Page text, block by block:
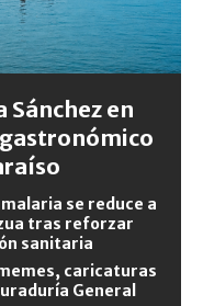
Sánchez en
se reduce a
tras reforzar
sanitaria
caricaturas
General